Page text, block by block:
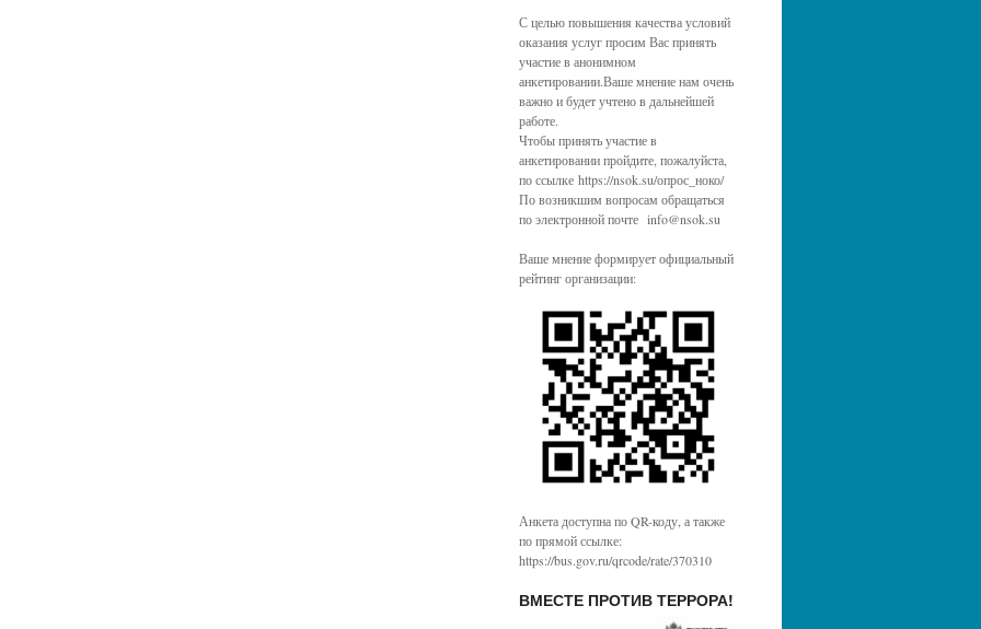
С целью повышения качества условий
оказания услуг просим Вас принять
участие в анонимном
анкетировании.Ваше мнение нам очень
важно и будет учтено в дальнейшей
работе.
Чтобы принять участие в
анкетировании пройдите, пожалуйста,
по ссылке https://nsok.su/опрос_ноко/
По возникшим вопросам обращаться
по электронной почте info@nsok.su
Ваше мнение формирует официальный
рейтинг организации:
Анкета доступна по QR-коду, а также
по прямой ссылке:
https://bus.gov.ru/qrcode/rate/370310
ВМЕСТЕ ПРОТИВ ТЕРРОРА!